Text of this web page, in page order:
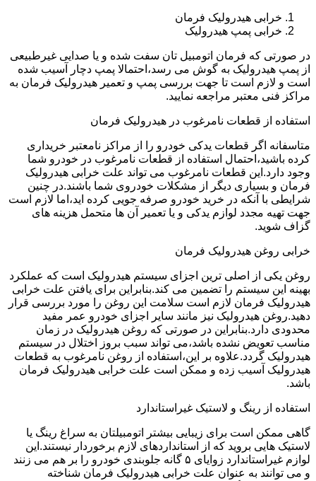
خرابی هیدرولیک فرمان
خرابی پمپ هیدرولیک
در صورتی که فرمان اتومبیل تان سفت شده و یا صدایی غیرطبیعی
از پمپ هیدرولیک به گوش می رسد،احتمالا پمپ دچار آسیب شده
است و لازم است تا جهت بررسی پمپ و تعمیر هیدرولیک فرمان به
مراکز فنی معتبر مراجعه نمایید.
استفاده از قطعات نامرغوب در هیدرولیک فرمان
متاسفانه اگر قطعات یدکی خودرو را از مراکز نامعتبر خریداری
کرده باشید،احتمال استفاده از قطعات نامرغوب در خودرو شما
وجود دارد.این قطعات نامرغوب می تواند علت خرابی هیدرولیک
فرمان و بسیاری دیگر از مشکلات خودروی شما باشند.در چنین
شرایطی با آنکه در خرید خودرو صرفه جویی کرده اید،اما لازم است
جهت تهیه مجدد لوازم یدکی و یا تعمیر آن ها متحمل هزینه های
گزاف شوید.
خرابی روغن هیدرولیک فرمان
روغن یکی از اصلی ترین اجزای سیستم هیدرولیک است که عملکرد
بهینه این سیستم را تضمین می کند.بنابراین برای یافتن علت خرابی
هیدرولیک فرمان لازم است سلامت این روغن را مورد بررسی قرار
دهید.روغن هیدرولیک نیز مانند سایر اجزای خودرو عمر مفید
محدودی دارد.بنابراین در صورتی که روغن هیدرولیک در زمان
مناسب تعویض نشده باشد،می تواند سبب بروز اختلال در سیستم
هیدرولیک گردد.علاوه بر این،استفاده از روغن نامرغوب به قطعات
هیدرولیک آسیب زده و ممکن است علت خرابی هیدرولیک فرمان
باشد.
استفاده از رینگ و لاستیک غیراستاندارد
گاهی ممکن است برای زیبایی بیشتر اتومبیلتان به سراغ رینگ یا
لاستیک هایی بروید که از استانداردهای لازم برخوردار نیستند.این
لوازم غیراستاندارد زوایای ۵ گانه جلوبندی خودرو را بر هم می زنند
و می توانند به عنوان علت خرابی هیدرولیک فرمان شناخته